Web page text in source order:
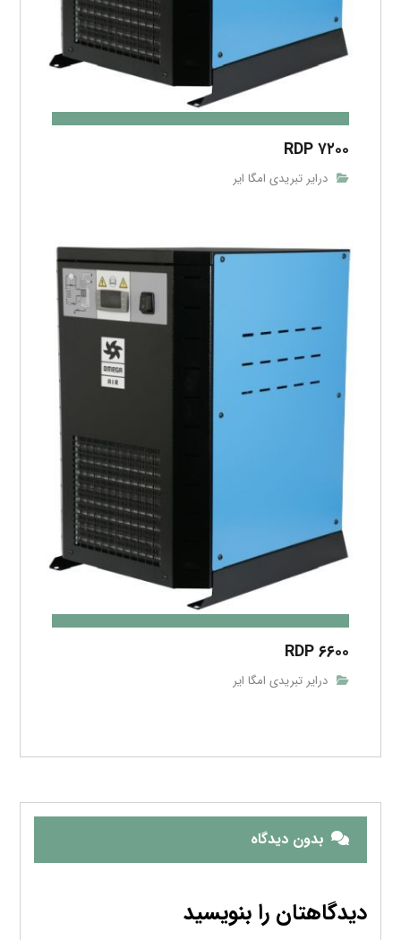
RDP ۷۲۰۰
درایر تبریدی امگا ایر
RDP ۶۶۰۰
درایر تبریدی امگا ایر
بدون دیدگاه
دیدگاهتان را بنویسید